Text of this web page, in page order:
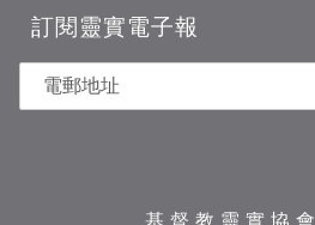
訂閱靈實電子報